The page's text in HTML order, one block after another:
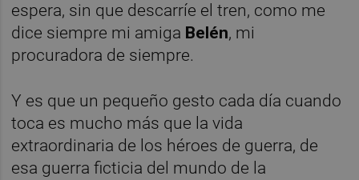
espera, sin que descarríe el tren, como me
dice siempre mi amiga Belén, mi
procuradora de siempre.
Y es que un pequeño gesto cada día cuando
toca es mucho más que la vida
extraordinaria de los héroes de guerra, de
esa guerra ficticia del mundo de la